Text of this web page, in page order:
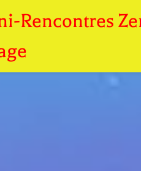
Rencontres